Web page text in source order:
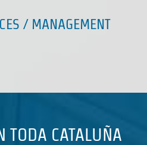
/ MANAGEMENT
TODA CATALUÑA